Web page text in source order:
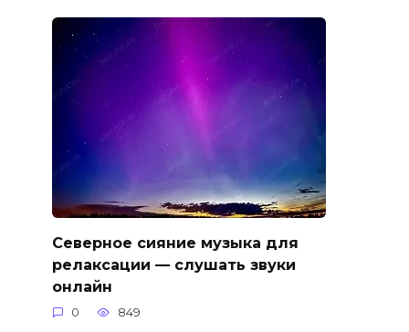
Северное сияние музыка для
релаксации — слушать звуки
онлайн
0 849